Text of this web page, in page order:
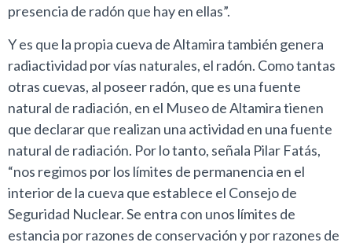
presencia de radón que hay en ellas”.
Y es que la propia cueva de Altamira también genera
radiactividad por vías naturales, el radón. Como tantas
otras cuevas, al poseer radón, que es una fuente
natural de radiación, en el Museo de Altamira tienen
que declarar que realizan una actividad en una fuente
natural de radiación. Por lo tanto, señala Pilar Fatás,
“nos regimos por los límites de permanencia en el
interior de la cueva que establece el Consejo de
Seguridad Nuclear. Se entra con unos límites de
estancia por razones de conservación y por razones de